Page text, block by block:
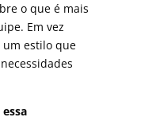
o que é mais
Em vez
um estilo que